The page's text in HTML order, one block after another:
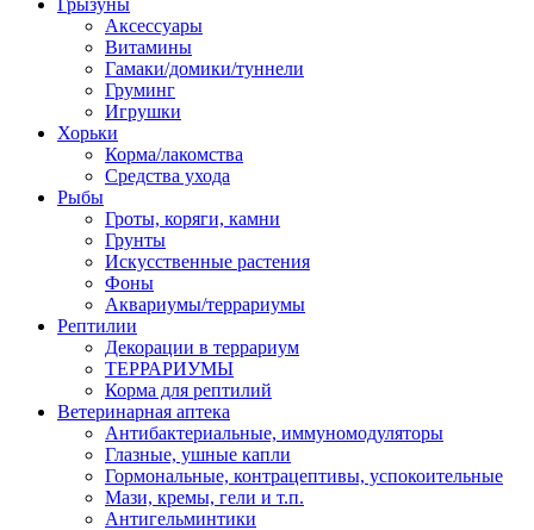
Аксессуары
Витамины
Гамаки/домики/туннели
Груминг
Игрушки
Хорьки
Корма/лакомства
Средства ухода
Рыбы
Гроты, коряги, камни
Грунты
Искусственные растения
Фоны
Аквариумы/террариумы
Рептилии
Декорации в террариум
ТЕРРАРИУМЫ
Корма для рептилий
Ветеринарная аптека
Антибактериальные, иммуномодуляторы
Глазные, ушные капли
Гормональные, контрацептивы, успокоительные
Мази, кремы, гели и т.п.
Антигельминтики